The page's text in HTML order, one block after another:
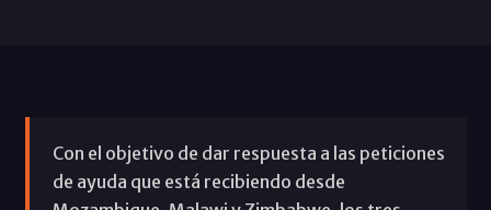
Con el objetivo de dar respuesta a las peticiones
de ayuda que está recibiendo desde